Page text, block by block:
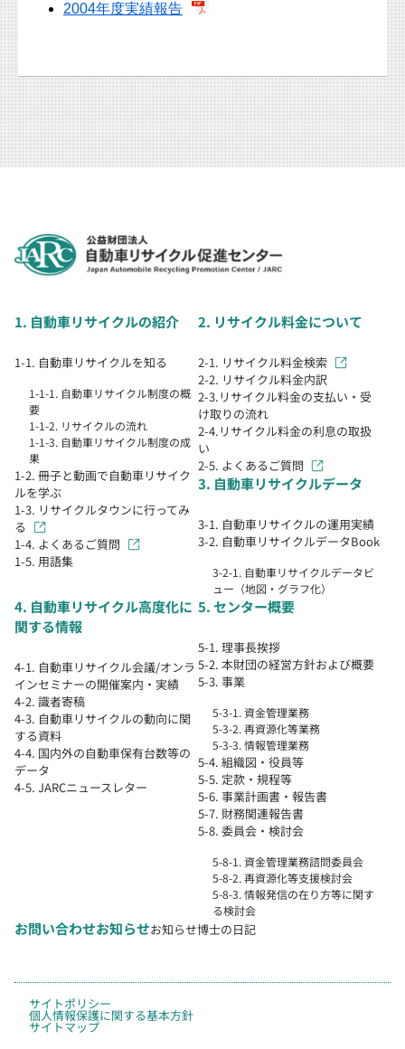
2004年度実績報告
1. 自動車リサイクルの紹介
1-1. 自動車リサイクルを知る
1-1-1. 自動車リサイクル制度の概
要
1-1-2. リサイクルの流れ
1-1-3. 自動車リサイクル制度の成
果
1-2. 冊子と動画で自動車リサイク
ルを学ぶ
1-3. リサイクルタウンに行ってみ
る
1-4. よくあるご質問
1-5. 用語集
2. リサイクル料金について
2-1. リサイクル料金検索
2-2. リサイクル料金内訳
2-3.リサイクル料金の支払い・受
け取りの流れ
2-4.リサイクル料金の利息の取扱
い
2-5. よくあるご質問
3. 自動車リサイクルデータ
3-1. 自動車リサイクルの運用実績
3-2. 自動車リサイクルデータBook
3-2-1. 自動車リサイクルデータビ
ュー（地図・グラフ化）
4. 自動車リサイクル高度化に
関する情報
4-1. 自動車リサイクル会議/オンラ
インセミナーの開催案内・実績
4-2. 識者寄稿
4-3. 自動車リサイクルの動向に関
する資料
4-4. 国内外の自動車保有台数等の
データ
4-5. JARCニュースレター
5. センター概要
5-1. 理事長挨拶
5-2. 本財団の経営方針および概要
5-3. 事業
5-3-1. 資金管理業務
5-3-2. 再資源化等業務
5-3-3. 情報管理業務
5-4. 組織図・役員等
5-5. 定款・規程等
5-6. 事業計画書・報告書
5-7. 財務関連報告書
5-8. 委員会・検討会
5-8-1. 資金管理業務諮問委員会
5-8-2. 再資源化等支援検討会
5-8-3. 情報発信の在り方等に関す
る検討会
お問い合わせお知らせお知らせ博士の日記
サイトポリシー
個人情報保護に関する基本方針
サイトマップ